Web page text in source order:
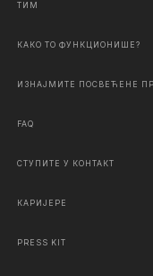
ТИМ
КАКО ТО ФУНКЦИОНИШЕ?
ИЗНАЈМИТЕ ПОСВЕЋЕНЕ
FAQ
СТУПИТЕ У КОНТАКТ
КАРИЈЕРЕ
PRESS KIT